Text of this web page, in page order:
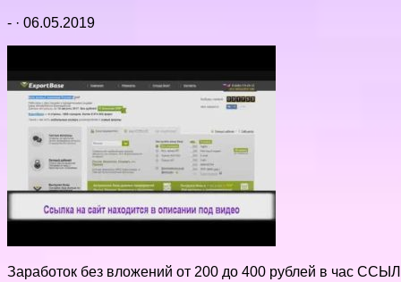
- · 06.05.2019
Заработок без вложений от 200 до 400 рублей в час